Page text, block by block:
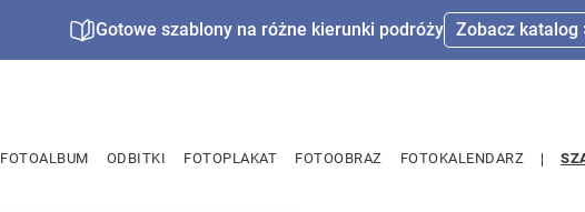
Gotowe szablony na różne kierunki podróży Zobacz katalog
FOTOALBUM ODBITKI FOTOPLAKAT FOTOOBRAZ FOTOKALENDARZ